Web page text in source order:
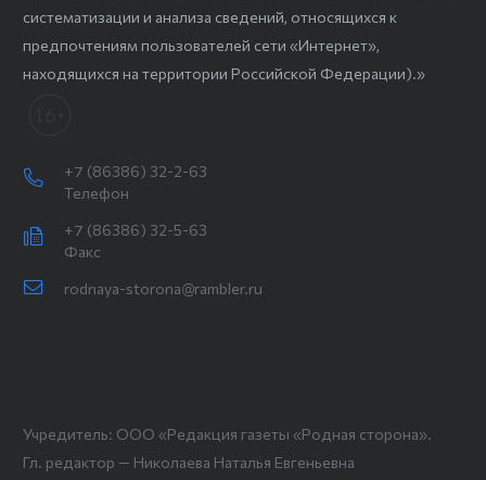
систематизации и анализа сведений, относящихся к
предпочтениям пользователей сети «Интернет»,
находящихся на территории Российской Федерации).»
+7 (86386) 32-2-63
Телефон
+7 (86386) 32-5-63
Факс
rodnaya-storona@rambler.ru
Учредитель: ООО «Редакция газеты «Родная сторона».
Гл. редактор — Николаева Наталья Евгеньевна